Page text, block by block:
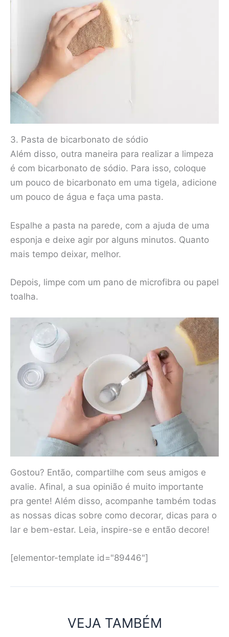
3. Pasta de bicarbonato de sódio
Além disso, outra maneira para realizar a limpeza
é com bicarbonato de sódio. Para isso, coloque
um pouco de bicarbonato em uma tigela, adicione
um pouco de água e faça uma pasta.
Espalhe a pasta na parede, com a ajuda de uma
esponja e deixe agir por alguns minutos. Quanto
mais tempo deixar, melhor.
Depois, limpe com um pano de microfibra ou papel
toalha.
Gostou? Então, compartilhe com seus amigos e
avalie. Afinal, a sua opinião é muito importante
pra gente! Além disso, acompanhe também todas
as nossas dicas sobre como decorar, dicas para o
lar e bem-estar. Leia, inspire-se e então decore!
[elementor-template id="89446"]
VEJA TAMBÉM